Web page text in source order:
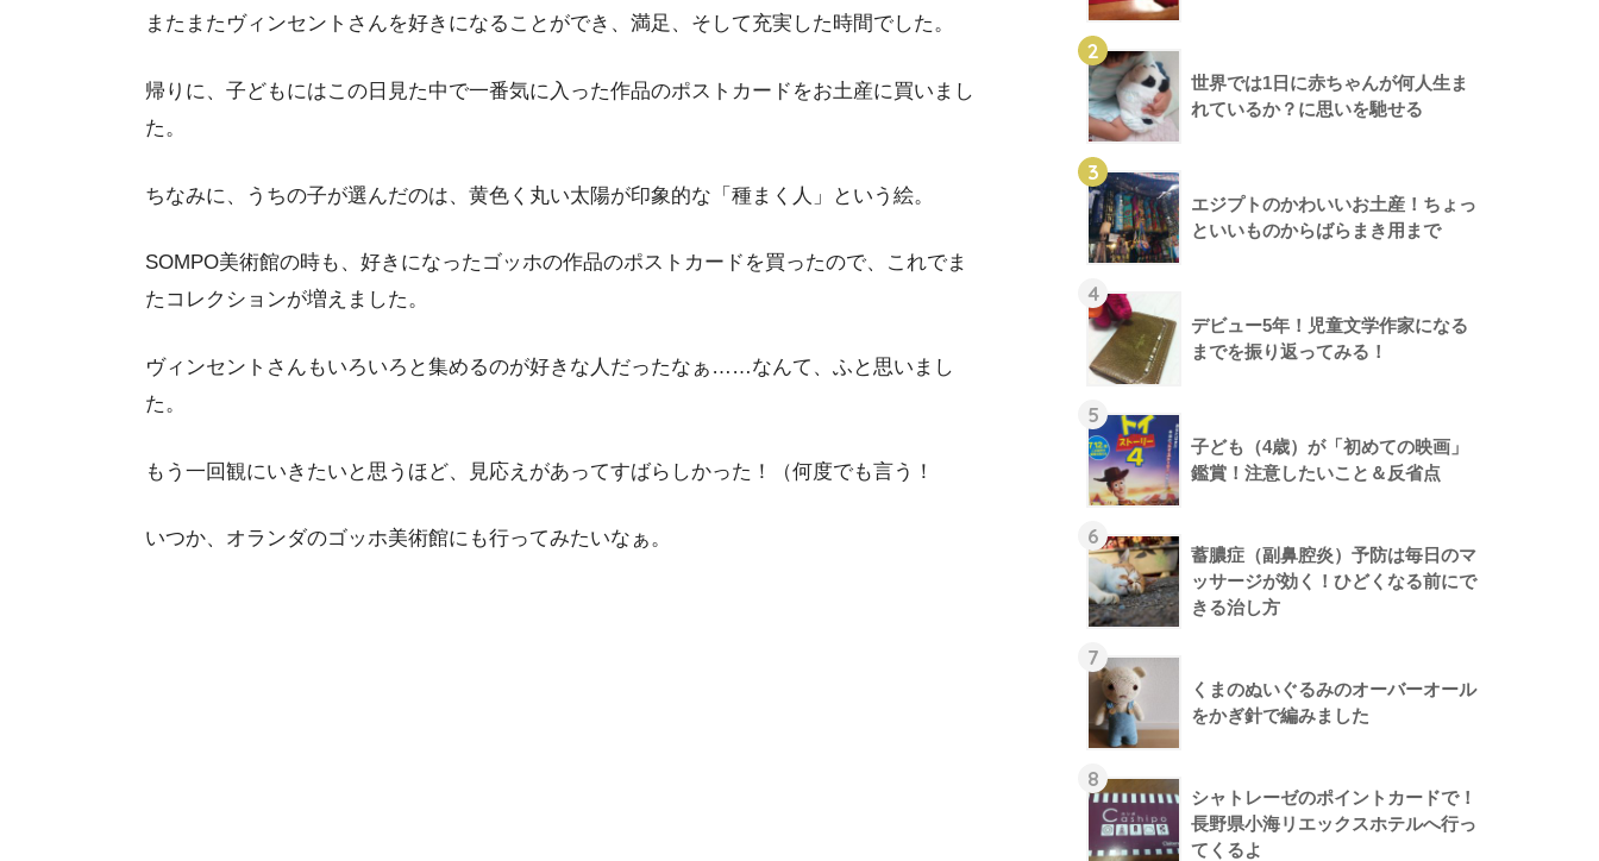
またまたヴィンセントさんを好きになることができ、満足、そして充実した時間でした。
帰りに、子どもにはこの日見た中で一番気に入った作品のポストカードをお土産に買いまし
た。
ちなみに、うちの子が選んだのは、黄色く丸い太陽が印象的な「種まく人」という絵。
SOMPO美術館の時も、好きになったゴッホの作品のポストカードを買ったので、これでま
たコレクションが増えました。
ヴィンセントさんもいろいろと集めるのが好きな人だったなぁ……なんて、ふと思いまし
た。
もう一回観にいきたいと思うほど、見応えがあってすばらしかった！（何度でも言う！
いつか、オランダのゴッホ美術館にも行ってみたいなぁ。
2
世界では1日に赤ちゃんが何人生ま
れているか？に思いを馳せる
3
エジプトのかわいいお土産！ちょっ
といいものからばらまき用まで
4
デビュー5年！児童文学作家になる
までを振り返ってみる！
5
子ども（4歳）が「初めての映画」
鑑賞！注意したいこと＆反省点
6
蓄膿症（副鼻腔炎）予防は毎日のマ
ッサージが効く！ひどくなる前にで
きる治し方
7
くまのぬいぐるみのオーバーオール
をかぎ針で編みました
8
シャトレーゼのポイントカードで！
長野県小海リエックスホテルへ行っ
てくるよ